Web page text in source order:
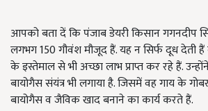
आपको बता दें कि पंजाब डेयरी किसान गगनदीप
लगभग 150 गौवंश मौजूद हैं. यह न सिर्फ दूध देती
के इस्तेमाल से भी अच्छा लाभ प्राप्त कर रहे हैं.
बायोगैस संयंत्र भी लगाया है. जिसमें वह गाय के
बायोगैस व जैविक खाद बनाने का कार्य करते हैं.